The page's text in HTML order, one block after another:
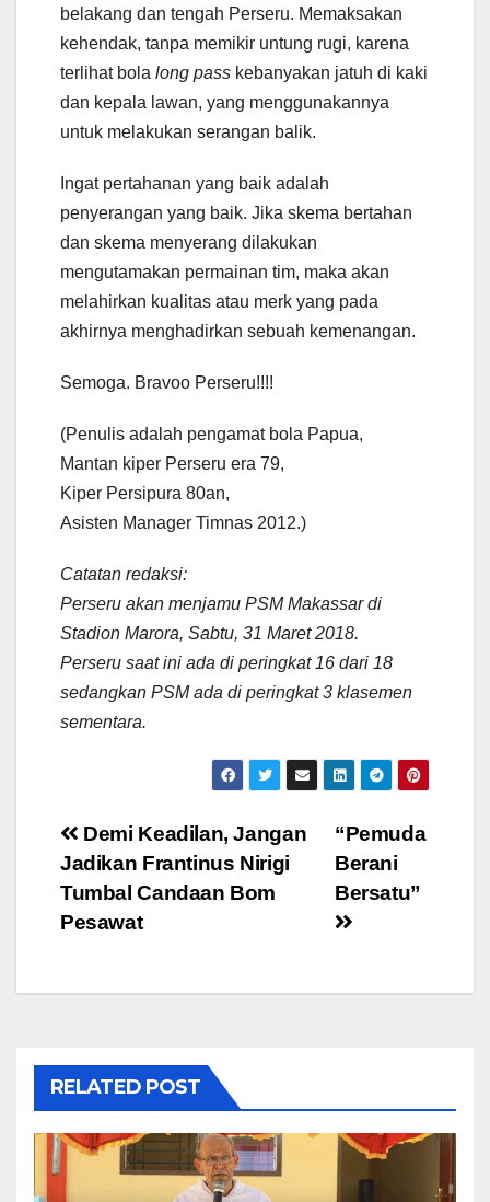
belakang dan tengah Perseru. Memaksakan
kehendak, tanpa memikir untung rugi, karena
terlihat bola long pass kebanyakan jatuh di kaki
dan kepala lawan, yang menggunakannya
untuk melakukan serangan balik.
Ingat pertahanan yang baik adalah
penyerangan yang baik. Jika skema bertahan
dan skema menyerang dilakukan
mengutamakan permainan tim, maka akan
melahirkan kualitas atau merk yang pada
akhirnya menghadirkan sebuah kemenangan.
Semoga. Bravoo Perseru!!!!
(Penulis adalah pengamat bola Papua,
Mantan kiper Perseru era 79,
Kiper Persipura 80an,
Asisten Manager Timnas 2012.)
Catatan redaksi:
Perseru akan menjamu PSM Makassar di
Stadion Marora, Sabtu, 31 Maret 2018.
Perseru saat ini ada di peringkat 16 dari 18
sedangkan PSM ada di peringkat 3 klasemen
sementara.
Post
navigation
“Pemuda
Berani
Bersatu”
Demi Keadilan, Jangan
Jadikan Frantinus Nirigi
Tumbal Candaan Bom
Pesawat
RELATED POST